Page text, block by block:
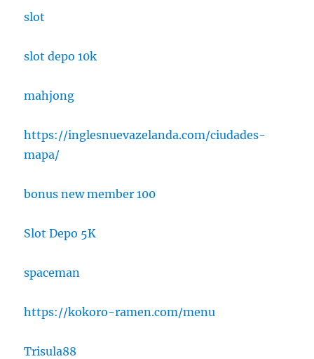
slot
slot depo 10k
mahjong
https://inglesnuevazelanda.com/ciudades-
mapa/
bonus new member 100
Slot Depo 5K
spaceman
https://kokoro-ramen.com/menu
Trisula88